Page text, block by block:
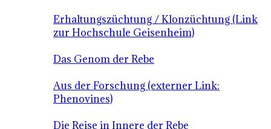
Erhaltungszüchtung / Klonzüchtung (Link
zur Hochschule Geisenheim)
Das Genom der Rebe
Aus der Forschung (externer Link:
Phenovines)
Die Reise in Innere der Rebe